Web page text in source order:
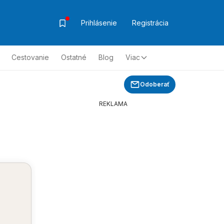
Prihlásenie Registrácia
Cestovanie Ostatné Blog Viac
Odoberať
REKLAMA